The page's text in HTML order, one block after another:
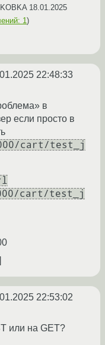
18.01.2025
1)
22:48:33
в
если просто в
cart/test_j
cart/test_j
22:53:02
или на GET?